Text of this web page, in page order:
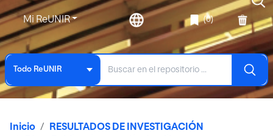
Mi ReUNIR (0)
Todo ReUNIR
Inicio
RESULTADOS DE INVESTIGACIÓN